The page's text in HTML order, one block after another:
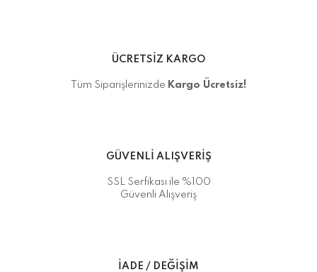
ÜCRETSİZ KARGO
Tüm Siparişlerinizde Kargo Ücretsiz!
GÜVENLİ ALIŞVERİŞ
SSL Serfikası ile %100
Güvenli Alışveriş
İADE / DEĞİŞİM